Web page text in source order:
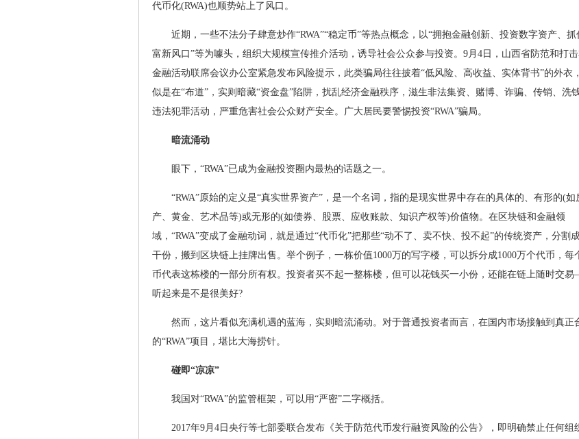
代币化(RWA)也顺势站上了风口。
近期，一些不法分子肆意炒作“RWA”“稳定币”等热点概念，以“拥抱金融创新、投资数字资产、抓
富新风口”等为噱头，组织大规模宣传推介活动，诱导社会公众参与投资。9月4日，山西省防范和打
金融活动联席会议办公室紧急发布风险提示，此类骗局往往披着“低风险、高收益、实体背书”的外衣
似是在“布道”，实则暗藏“资金盘”陷阱，扰乱经济金融秩序，滋生非法集资、赌博、诈骗、传销、洗
违法犯罪活动，严重危害社会公众财产安全。广大居民要警惕投资“RWA”骗局。
暗流涌动
眼下，“RWA”已成为金融投资圈内最热的话题之一。
“RWA”原始的定义是“真实世界资产”，是一个名词，指的是现实世界中存在的具体的、有形的(如
产、黄金、艺术品等)或无形的(如债券、股票、应收账款、知识产权等)价值物。在区块链和金融领
域，“RWA”变成了金融动词，就是通过“代币化”把那些“动不了、卖不快、投不起”的传统资产，分割
干份，搬到区块链上挂牌出售。举个例子，一栋价值1000万的写字楼，可以拆分成1000万个代币，每
币代表这栋楼的一部分所有权。投资者买不起一整栋楼，但可以花钱买一小份，还能在链上随时交
听起来是不是很美好?
然而，这片看似充满机遇的蓝海，实则暗流涌动。对于普通投资者而言，在国内市场接触到真正
的“RWA”项目，堪比大海捞针。
碰即“凉凉”
我国对“RWA”的监管框架，可以用“严密”二字概括。
2017年9月4日央行等七部委联合发布《关于防范代币发行融资风险的公告》，即明确禁止任何组